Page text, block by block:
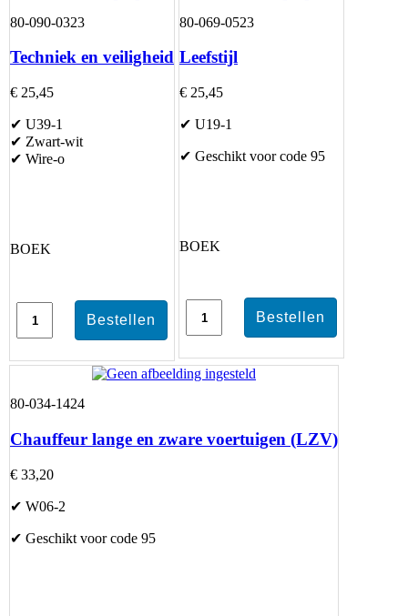
80-090-0323
Techniek en veiligheid
€ 25,45
✔ U39-1
✔ Zwart-wit
✔ Wire-o
BOEK
80-069-0523
Leefstijl
€ 25,45
✔ U19-1
✔ Geschikt voor code 95
BOEK
80-034-1424
Chauffeur lange en zware voertuigen (LZV)
€ 33,20
✔ W06-2
✔ Geschikt voor code 95